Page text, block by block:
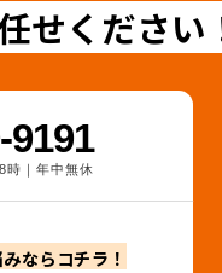
せください
9191
時｜年中無休
ならコチラ！